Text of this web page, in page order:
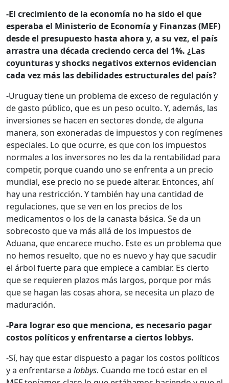
-El crecimiento de la economía no ha sido el que
esperaba el Ministerio de Economía y Finanzas (MEF)
desde el presupuesto hasta ahora y, a su vez, el país
arrastra una década creciendo cerca del 1%. ¿Las
coyunturas yshocks negativos externos evidencian
cada vez más las debilidades estructurales del país?
-Uruguay tiene un problema de exceso de regulación y
de gasto público, que es un peso oculto. Y, además, las
inversiones se hacen en sectores donde, de alguna
manera, son exoneradas de impuestos y con regímenes
especiales. Lo que ocurre, es que con los impuestos
normales a los inversores no les da la rentabilidad para
competir, porque cuando uno se enfrenta a un precio
mundial, ese precio no se puede alterar. Entonces, ahí
hay una restricción. Y también hay una cantidad de
regulaciones, que se ven en los precios de los
medicamentos o los de la canasta básica. Se da un
sobrecosto que va más allá de los impuestos de
Aduana, que encarece mucho. Este es un problema que
no hemos resuelto, que no es nuevo y hay que sacudir
el árbol fuerte para que empiece a cambiar. Es cierto
que se requieren plazos más largos, porque por más
que se hagan las cosas ahora, se necesita un plazo de
maduración.
-Para lograr eso que menciona, es necesario pagar
costos políticos y enfrentarse a ciertos lobbys.
-Sí, hay que estar dispuesto a pagar los costos políticos
y a enfrentarse a lobbys. Cuando me tocó estar en el